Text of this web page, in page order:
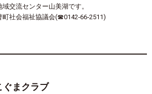
交流センター山美湖です。
社会福祉協議会(☎0142‐66‐2511)
まクラブ